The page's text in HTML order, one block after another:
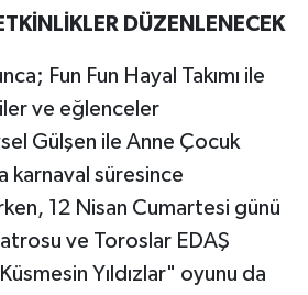
DÜZENLENECEK
Fun Fun Hayal Takımı ile
ve eğlenceler
Gülşen ile Anne Çocuk
karnaval süresince
12 Nisan Cumartesi günü
ve Toroslar EDAŞ
Yıldızlar" oyunu da